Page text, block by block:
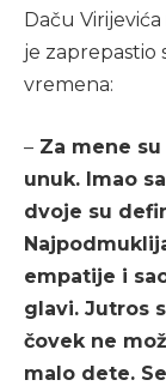
Daču
je zaprepastio
vremena:
– Za mene
unuk. Imao
dvoje su
empatije i
glavi. Jutros
čovek ne
malo dete.